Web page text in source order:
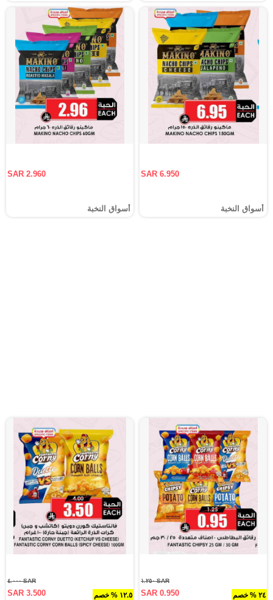
SAR 6.950
أسواق النخبة
SAR 2.960
أسواق النخبة
٢٤ % خصم
SAR ١.٢٥٠
SAR 0.950 ١٢.٥ % خصم
SAR ٤.٠٠٠
SAR 3.500